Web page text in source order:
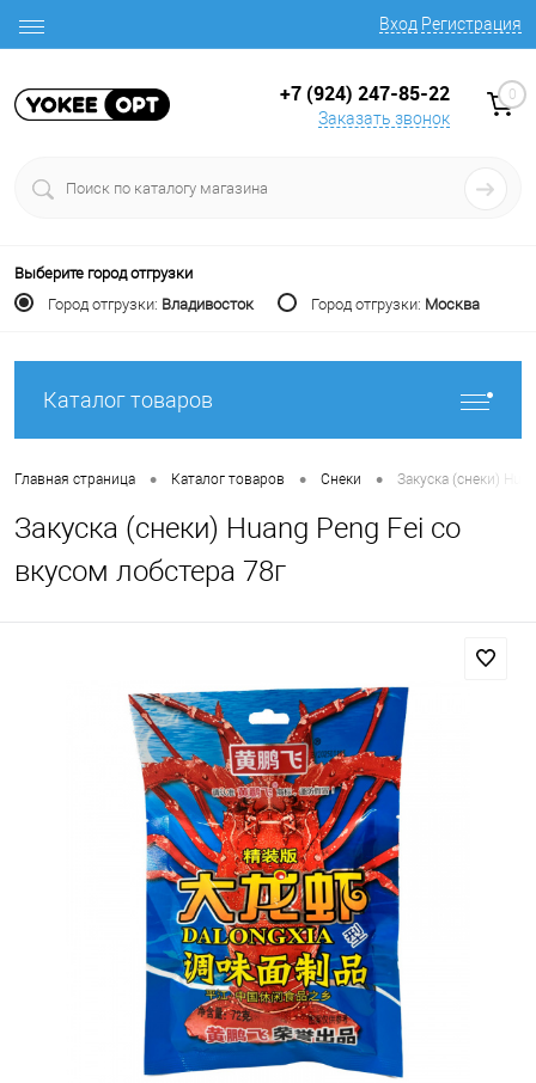
Вход Регистрация
+7 (924) 247-85-22
Заказать звонок
0
Выберите город отгрузки
Город отгрузки: Владивосток Город отгрузки: Москва
Каталог товаров
Главная страница • Каталог товаров • Снеки • Закуска (снеки)
Закуска (снеки) Huang Peng Fei со
вкусом лобстера 78г